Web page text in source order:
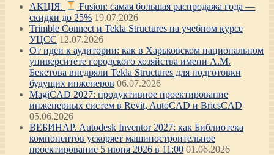
АКЦІЯ.
Fusion: самая большая распродажа года —
скидки до 25% 19.07.2026
Trimble Connect и Tekla Structures на учебном курсе
УЦСС 12.07.2026
От идеи к аудитории: как в Харьковском национальном
университете городского хозяйства имени А.М.
Бекетова внедряли Tekla Structures для подготовки
будущих инженеров 06.07.2026
MagiCAD 2027: продуктивное проектирование
инженерных систем в Revit, AutoCAD и BricsCAD
05.06.2026
ВЕБИНАР. Autodesk Inventor 2027: как Библиотека
компонентов ускоряет машиностроительное
проектирование 5 июня 2026 в 11:00 01.06.2026